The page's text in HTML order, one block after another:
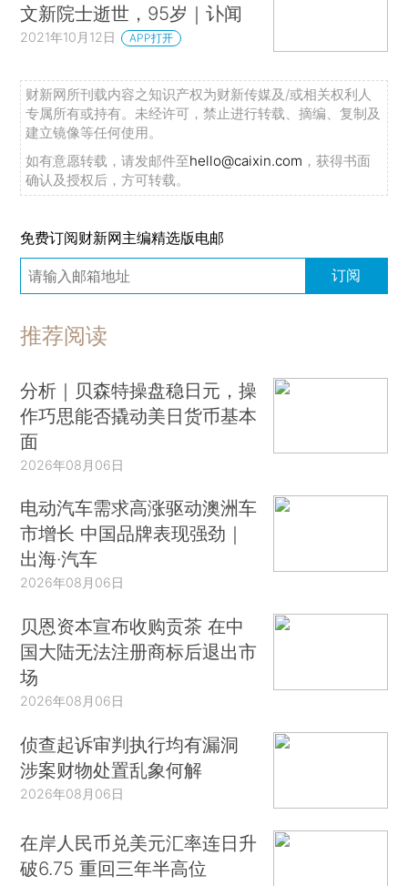
文新院士逝世，95岁｜讣闻
2021年10月12日 APP打开
财新网所刊载内容之知识产权为财新传媒及/或相关权利人
专属所有或持有。未经许可，禁止进行转载、摘编、复制及
建立镜像等任何使用。
如有意愿转载，请发邮件至hello@caixin.com ，获得书面
确认及授权后，方可转载。
免费订阅财新网主编精选版电邮
订阅
推荐阅读
分析｜贝森特操盘稳日元，操
作巧思能否撬动美日货币基本
面
2026年08月06日
电动汽车需求高涨驱动澳洲车
市增长 中国品牌表现强劲｜
出海·汽车
2026年08月06日
贝恩资本宣布收购贡茶 在中
国大陆无法注册商标后退出市
场
2026年08月06日
侦查起诉审判执行均有漏洞
涉案财物处置乱象何解
2026年08月06日
在岸人民币兑美元汇率连日升
破6.75 重回三年半高位